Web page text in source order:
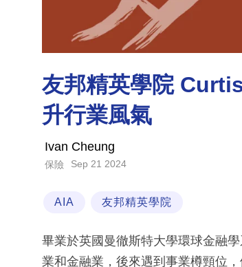
友邦精英學院
升行業風氣
Ivan Cheung
保險 Sep 21 2024
AIA 友邦精英學院
畢業於英國曼徹斯特大學環球金融
業和金融業，後來遇到事業樽頸位